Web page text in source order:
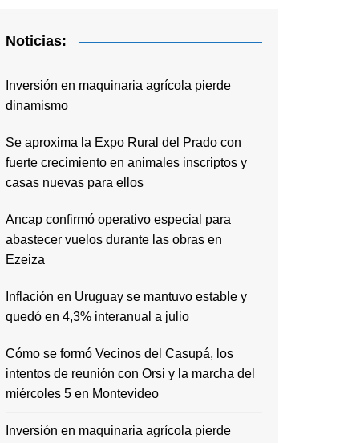
Noticias:
Inversión en maquinaria agrícola pierde
dinamismo
Se aproxima la Expo Rural del Prado con
fuerte crecimiento en animales inscriptos y
casas nuevas para ellos
Ancap confirmó operativo especial para
abastecer vuelos durante las obras en
Ezeiza
Inflación en Uruguay se mantuvo estable y
quedó en 4,3% interanual a julio
Cómo se formó Vecinos del Casupá, los
intentos de reunión con Orsi y la marcha del
miércoles 5 en Montevideo
Inversión en maquinaria agrícola pierde